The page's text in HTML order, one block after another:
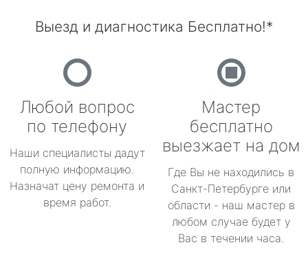
Выезд и диагностика Бесплатно!*
Любой вопрос
по телефону
Наши специалисты дадут
полную информацию.
Назначат цену ремонта и
время работ.
Мастер
бесплатно
выезжает на дом
Где Вы не находились в
Санкт-Петербурге или
области - наш мастер в
любом случае будет у
Вас в течении часа.